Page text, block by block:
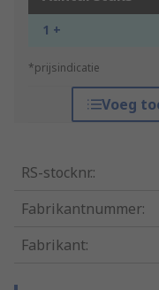
1 +
*prijsindicatie
Voeg
RS-stocknr.:
Fabrikantnummer:
Fabrikant: